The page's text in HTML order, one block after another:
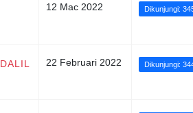
12 Mac 2022 Dikunjungi:
22 Februari 2022 Dikunjungi: